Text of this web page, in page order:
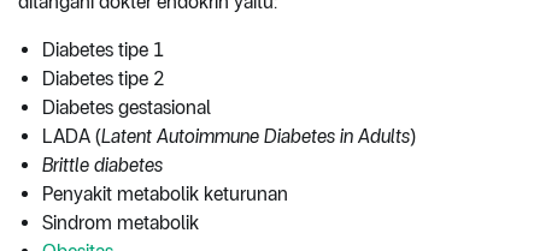
Diabetes tipe 1
Diabetes tipe 2
Diabetes gestasional
LADA (Latent Autoimmune Diabetes in Adults)
Brittle diabetes
Penyakit metabolik keturunan
Sindrom metabolik